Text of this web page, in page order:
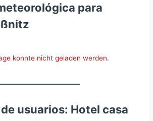
para
konnte nicht geladen werden.
usuarios: Hotel casa